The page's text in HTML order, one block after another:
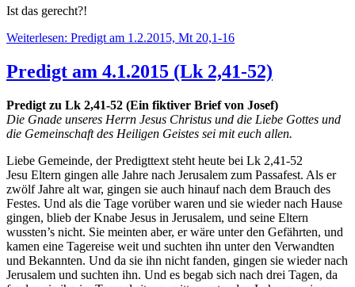
Ist das gerecht?!
Weiterlesen: Predigt am 1.2.2015, Mt 20,1-16
Predigt am 4.1.2015 (Lk 2,41-52)
Predigt zu Lk 2,41-52 (Ein fiktiver Brief von Josef)
Die Gnade unseres Herrn Jesus Christus und die Liebe Gottes und
die Gemeinschaft des Heiligen Geistes sei mit euch allen.
Liebe Gemeinde, der Predigttext steht heute bei Lk 2,41-52
Jesu Eltern gingen alle Jahre nach Jerusalem zum Passafest. Als er
zwölf Jahre alt war, gingen sie auch hinauf nach dem Brauch des
Festes. Und als die Tage vorüber waren und sie wieder nach Hause
gingen, blieb der Knabe Jesus in Jerusalem, und seine Eltern
wussten’s nicht. Sie meinten aber, er wäre unter den Gefährten, und
kamen eine Tagereise weit und suchten ihn unter den Verwandten
und Bekannten. Und da sie ihn nicht fanden, gingen sie wieder nach
Jerusalem und suchten ihn. Und es begab sich nach drei Tagen, da